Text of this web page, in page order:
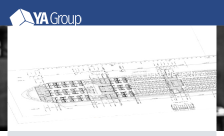
FM-A01 / Les éléments cabine et base de lecture
plan